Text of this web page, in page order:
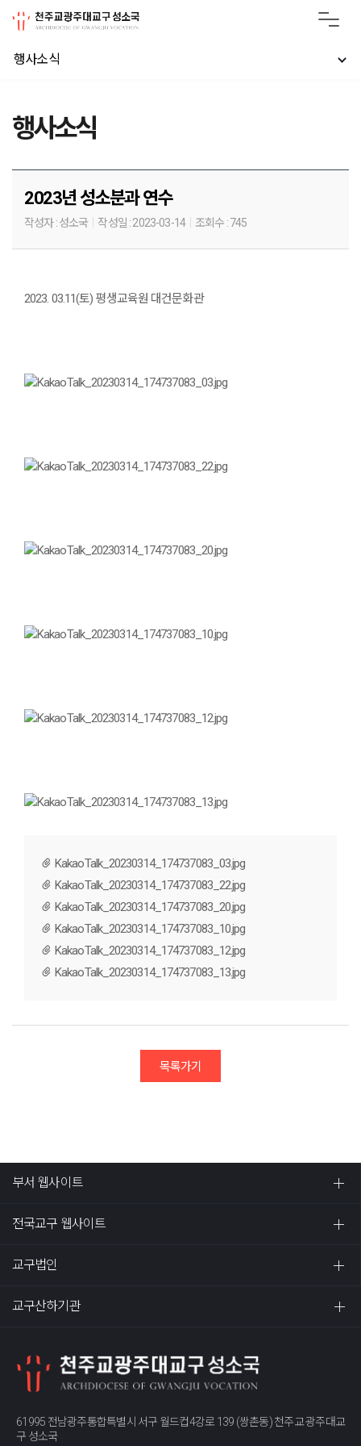
행사소식
행사소식
2023년 성소분과 연수
작성자 :성소국 작성일 :2023-03-14 조회수 :745
2023. 03.11(토) 평생교육원 대건문화관
KakaoTalk_20230314_174737083_03.jpg
KakaoTalk_20230314_174737083_22.jpg
KakaoTalk_20230314_174737083_20.jpg
KakaoTalk_20230314_174737083_10.jpg
KakaoTalk_20230314_174737083_12.jpg
KakaoTalk_20230314_174737083_13.jpg
목록가기
부서 웹사이트
전국교구 웹사이트
교구법인
교구산하기관
61995 전남광주통합특별시 서구 월드컵4강로 139 (쌍촌동) 천주교 광주대교
구 성소국